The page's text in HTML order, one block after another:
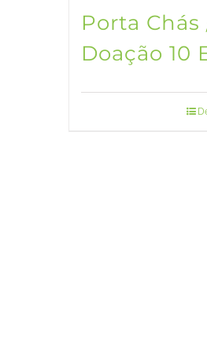
Porta
Doação 10